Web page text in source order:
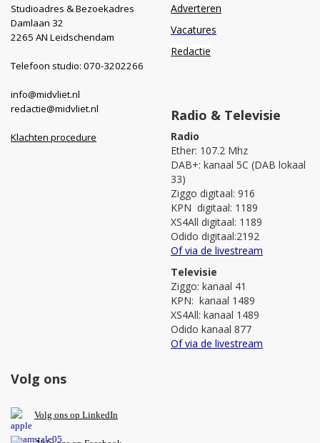
Studioadres & Bezoekadres
Damlaan 32
2265 AN Leidschendam
Telefoon studio: 070-3202266
info@midvliet.nl
redactie@midvliet.nl
Klachten procedure
Adverteren
Vacatures
Redactie
Radio & Televisie
Radio
Ether: 107.2 Mhz
DAB+: kanaal 5C (DAB lokaal
33)
Ziggo digitaal: 916
KPN digitaal: 1189
XS4All digitaal: 1189
Odido digitaal:2192
Of via de livestream
Televisie
Ziggo: kanaal 41
KPN: kanaal 1489
XS4All: kanaal 1489
Odido kanaal 877
Of via de livestream
Volg ons
Volg ons op LinkedIn